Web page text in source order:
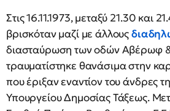
Στις 16.11.1973, μεταξύ 21.30 και
βρισκόταν μαζί με άλλους
διασταύρωση των οδών Αβέρωφ
τραυματίστηκε θανάσιμα στην
που έριξαν εναντίον του άνδρες
Υπουργείου Δημοσίας Τάξεως.